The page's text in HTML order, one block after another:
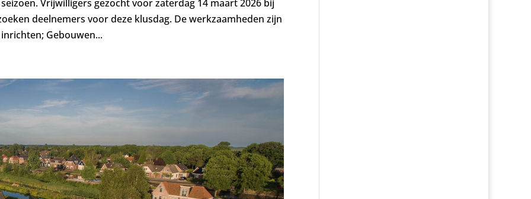
Vrijwilligers gezocht voor zaterdag 14 maart 2026 bij
deelnemers voor deze klusdag. De werkzaamheden zijn
Gebouwen...